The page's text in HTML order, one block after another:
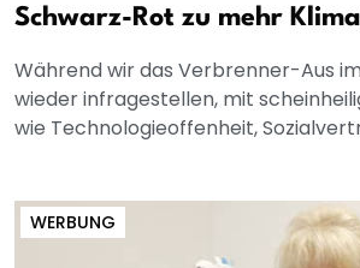
Schwarz-Rot zu mehr
Während wir das Verbrenner-Aus
wieder infragestellen, mit
wie Technologieoffenheit,
WERBUNG